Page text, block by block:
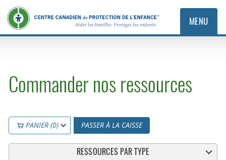
MENU
Commander nos ressources
PANIER (0) PASSER À LA CAISSE
RESSOURCES PAR TYPE